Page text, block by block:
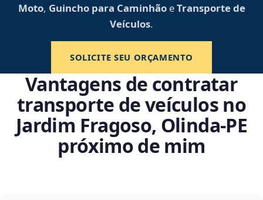
Moto, Guincho para CaminhãoeTransporte de
Veículos.
SOLICITE SEU ORÇAMENTO
Vantagens de contratar
transporte de veículos no
Jardim Fragoso, Olinda‑PE
próximo de mim